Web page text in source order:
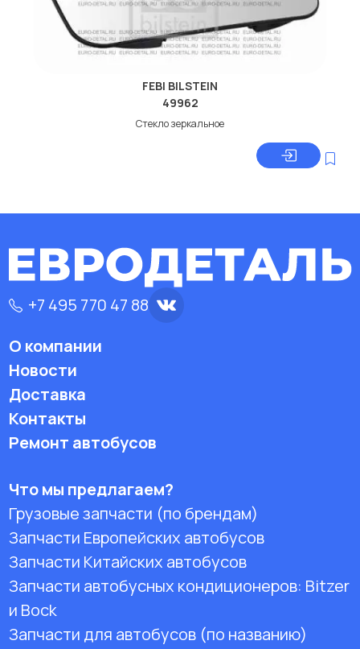
FEBI BILSTEIN
49962
Стекло зеркальное
+7 495 770 47 88
О компании
Новости
Доставка
Контакты
Ремонт автобусов
Что мы предлагаем?
Грузовые запчасти (по брендам)
Запчасти Европейских автобусов
Запчасти Китайских автобусов
Запчасти автобусных кондиционеров: Bitzer
и Bock
Запчасти для автобусов (по названию)